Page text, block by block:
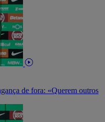
de fora: «Querem outros